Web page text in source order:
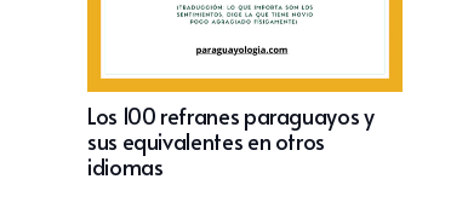
Los 100 refranes paraguayos y
sus equivalentes en otros
idiomas